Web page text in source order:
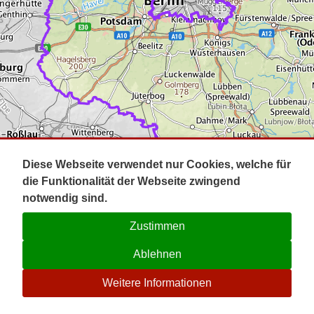
Impressum
Kontakt
☉
Diese Webseite verwendet nur Cookies, welche für
die Funktionalität der Webseite zwingend
notwendig sind.
Zustimmen
Ablehnen
Weitere Informationen